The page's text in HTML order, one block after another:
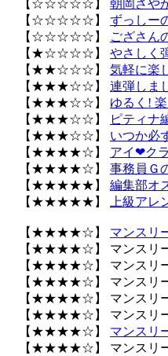
【☆☆☆☆☆】 朝岡さや
【☆☆☆☆☆】 ずっしー
【☆☆☆☆☆】
ござさん
【★☆☆☆☆】 やさしく
【★★☆☆☆】 気軽に楽
【★★★☆☆】 連弾しま
【★★★☆☆】 ゆるく!
【★★★☆☆】
ピティナ
【★★★☆☆】 いつか必
【★★★★☆】 アイ❤ク
【★★★★☆】 事務員Ｇ
【★★★★★】 編集部オ
【★★★★★】
上級アレ
【★★★★☆】 マンスリ
【★★★★☆】 マンスリー
【★★★★☆】 マンスリー
【★★★★☆】 マンスリー
【★★★★☆】 マンスリー
【★★★★☆】 マンスリー
【★★★★☆】 マンスリ
【★★★★☆】 マンスリー